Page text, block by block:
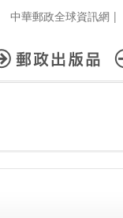
中華郵政全球資訊網 |